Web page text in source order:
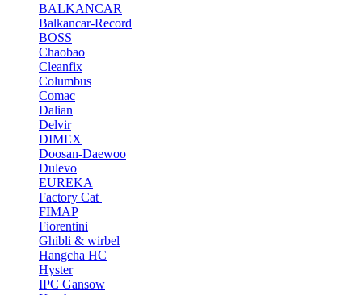
BALKANCAR
Balkancar-Record
BOSS
Chaobao
Cleanfix
Columbus
Comac
Dalian
Delvir
DIMEX
Doosan-Daewoo
Dulevo
EUREKA
Factory Cat
FIMAP
Fiorentini
Ghibli & wirbel
Hangcha HC
Hyster
IPC Gansow